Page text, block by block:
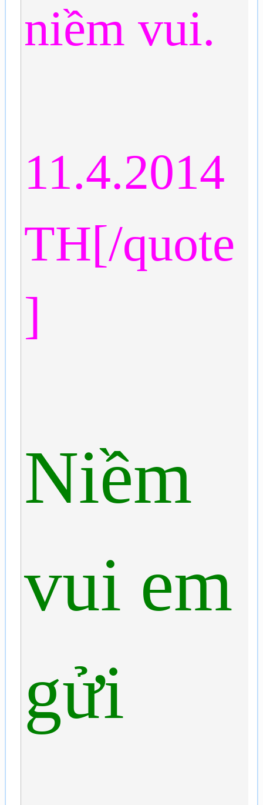
niềm vui.
11.4.2014
TH[/quote
]
Niềm
vui em
gửi